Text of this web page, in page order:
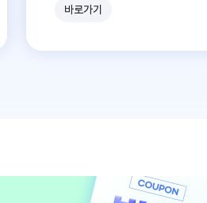
바로가기